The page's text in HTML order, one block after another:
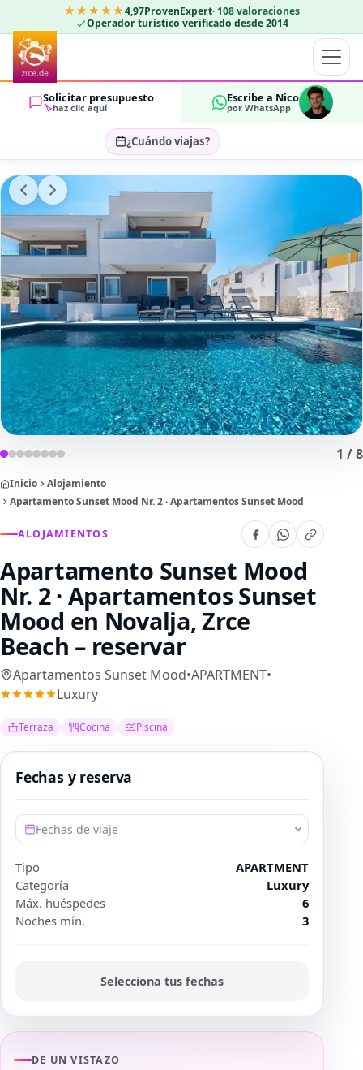
★★★★★4,97ProvenExpert· 108 valoraciones
Operador turístico verificado desde 2014
Solicitar presupuesto
haz clic aquí
Escribe a Nico
por WhatsApp
¿Cuándo viajas?
Seleccionar fechas…
HUÉSPEDES
2 OK
1 /8
Inicio
Alojamiento
Apartamento Sunset Mood Nr. 2 · Apartamentos Sunset Mood
ALOJAMIENTOS
Apartamento Sunset Mood
Nr. 2 · Apartamentos Sunset
Mood en Novalja, Zrce
Beach – reservar
Apartamentos Sunset Mood•APARTMENT•
Luxury
Terraza Cocina Piscina
DE UN VISTAZO
Fechas y reserva
Fechas de viaje
Tipo
APARTMENT
Categoría
Luxury
Máx. huéspedes
6
Noches mín.
3
Selecciona tus fechas